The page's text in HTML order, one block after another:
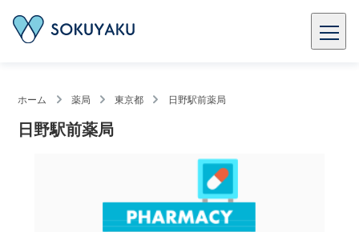
ホーム 薬局 東京都 日野駅前薬局
日野駅前薬局